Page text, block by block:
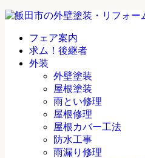
フェア案内
求ム！後継者
外装
外壁塗装
屋根塗装
雨とい修理
屋根修理
屋根カバー工法
防水工事
雨漏り修理